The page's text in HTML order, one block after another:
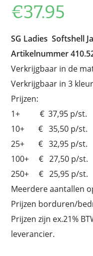
€37.95
SG Ladies Softshell
Artikelnummer
Verkrijgbaar in de
Verkrijgbaar in 3
Prijzen:
1+ € 37,95 p/st.
10+ € 35,50 p/st.
25+ € 32,95 p/st.
100+ € 27,50 p/st.
250+ € 25,95 p/st.
Meerdere aantallen
Prijzen borduren/
Prijzen zijn ex.21%
leverancier.